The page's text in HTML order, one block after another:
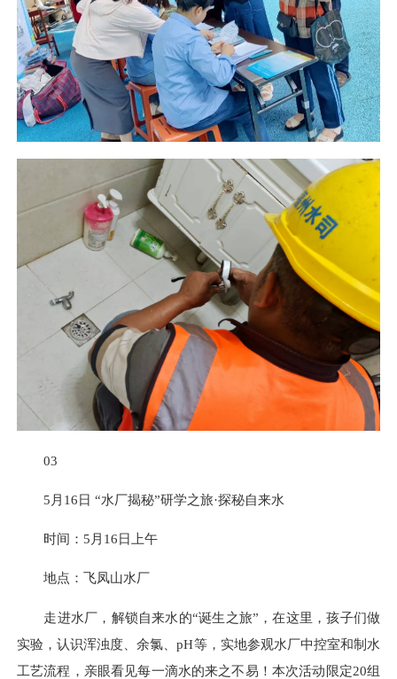
03
5月16日“水厂揭秘”研学之旅·探秘自来水
时间：5月16日上午
地点：飞凤山水厂
走进水厂，解锁自来水的“诞生之旅”，在这里，孩子们做
实验，认识浑浊度、余氯、pH等，实地参观水厂中控室和制水
工艺流程，亲眼看见每一滴水的来之不易！本次活动限定20组